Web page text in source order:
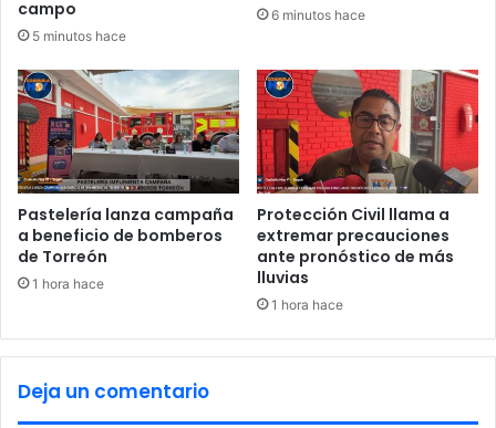
r
a
l
e
n
P
i
e
d
r
a
r
campo
5 minutos hace
6 minutos hace
Pastelería lanza campaña
a beneficio de bomberos
de Torreón
1 hora hace
Protección Civil llama a
extremar precauciones
ante pronóstico de más
lluvias
1 hora hace
Deja un comentario